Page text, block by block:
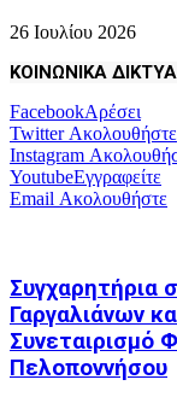
26 Ιουλίου 2026
ΚΟΙΝΩΝΙΚΑ ΔΙΚΤΥΑ
FacebookΑρέσει
TwitterΑκολουθήστε
Instagram
YoutubeΕγγραφείτε
Email Ακολουθήστε
Συγχαρητήρια
Γαργαλιάνων
Συνεταιρισμό
Πελοποννήσου